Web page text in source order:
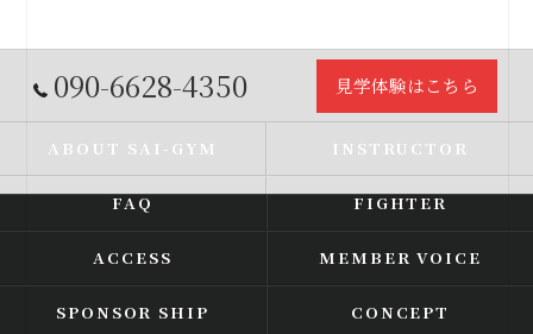
090-6628-4350 見学体験はこちら
ABOUT SAI-GYM INSTRUCTOR
FAQ FIGHTER
ACCESS MEMBER VOICE
SPONSOR SHIP CONCEPT